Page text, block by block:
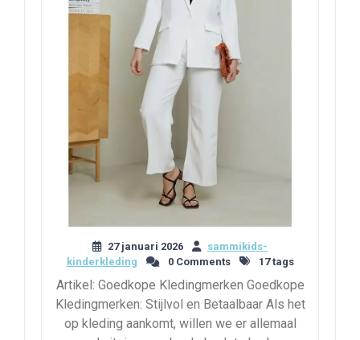
27 januari 2026
sammikids-
kinderkleding
0 Comments 17 tags
Artikel: Goedkope Kledingmerken Goedkope
Kledingmerken: Stijlvol en Betaalbaar Als het
op kleding aankomt, willen we er allemaal